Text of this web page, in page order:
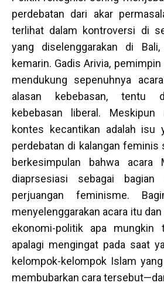
perdebatan dari akar
terlihat dalam kontroversi di
yang diselenggarakan di
kemarin. Gadis Arivia, pemimpin
mendukung sepenuhnya
alasan kebebasan, tentu
kebebasan liberal. Meskipun
kontes kecantikan adalah isu
perdebatan di kalangan feminis
berkesimpulan bahwa acara
diaprsesiasi sebagai bagian
perjuangan feminisme.
menyelenggarakan acara itu
ekonomi-politik apa mungkin
apalagi mengingat pada saat
kelompok-kelompok Islam
membubarkan cara